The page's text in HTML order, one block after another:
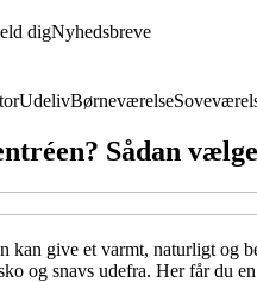
digNyhedsbreve
UdelivBørneværelse
Sådan
kan give et varmt, naturligt og
og snavs udefra. Her får du